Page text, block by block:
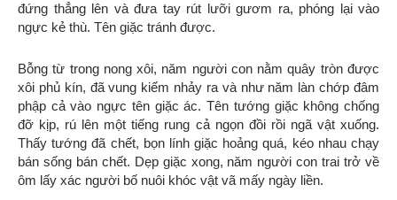
đứng thẳng lên và đưa tay rút lưỡi gươm ra, phóng lại vào
ngực kẻ thù. Tên giặc tránh được.
Bỗng từ trong nong xôi, năm người con nằm quây tròn được
xôi phủ kín, đã vung kiếm nhảy ra và như năm làn chớp đâm
phập cả vào ngực tên giặc ác. Tên tướng giặc không chống
đỡ kịp, rú lên một tiếng rung cả ngọn đồi rồi ngã vật xuống.
Thấy tướng đã chết, bọn lính giặc hoảng quá, kéo nhau chạy
bán sống bán chết. Dẹp giặc xong, năm người con trai trở về
ôm lấy xác người bố nuôi khóc vật vã mấy ngày liền.